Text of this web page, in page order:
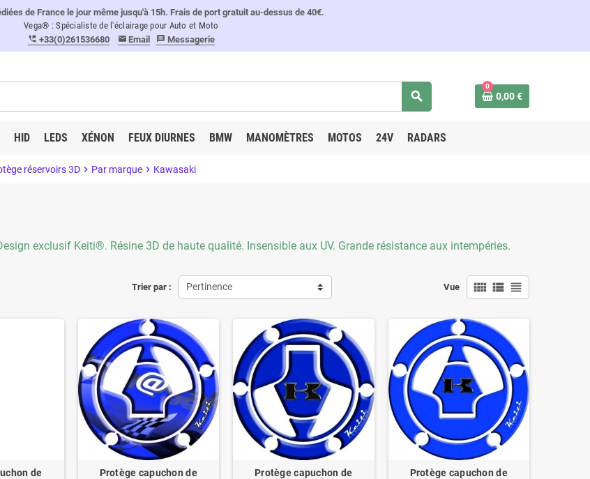
de France le jour même jusqu'à 15h. Frais de port gratuit au-dessus de 40€.
Vega® : Spécialiste de l'éclairage pour Auto et Moto
perm_phone_msg +33(0)261536680 email Email message Messagerie
search
0
0,00 €
HID LEDS XÉNON FEUX DIURNES BMW MANOMÈTRES MOTOS 24V RADARS
réservoirs 3D chevron_right Par marque chevron_right Kawasaki
exclusif Keiti®. Résine 3D de haute qualité. Insensible aux UV. Grande résistance aux intempéries.
Trier par : Pertinence Vue view_comfy view_list view_headline
de
Protège capuchon de
Protège capuchon de
Protège capuchon de